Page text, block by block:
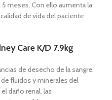
meses. Con ello aumenta la
de vida del paciente
Care K/D 7.9kg
de desecho de la sangre,
fluidos y minerales del
daño renal, las